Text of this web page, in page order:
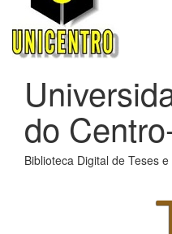
do
Biblioteca Digital de Teses